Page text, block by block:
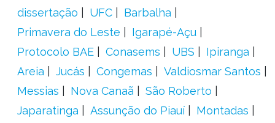
dissertação
UFC
Barbalha
Primavera do Leste
Igarapé-Açu
Protocolo BAE
Conasems UBS
Ipiranga
Areia
Jucás Congemas
Valdiosmar Santos
Messias
Nova Canaã
São Roberto
Japaratinga
Assunção do Piauí
Montadas